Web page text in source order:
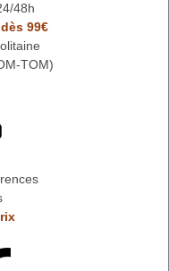
48h
99€
TOM)